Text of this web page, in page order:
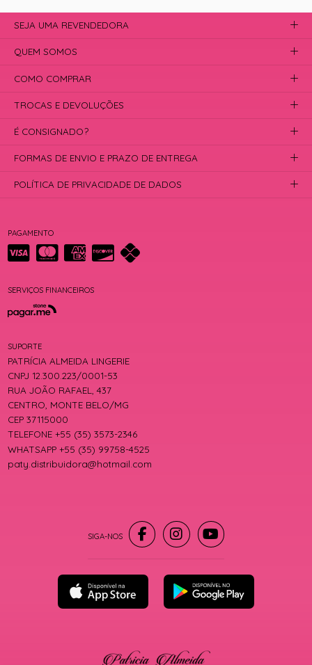
PAGAMENTO
SERVIÇOS FINANCEIROS
SUPORTE
PATRÍCIA ALMEIDA LINGERIE
CNPJ 12.300.223/0001-53
RUA JOÃO RAFAEL, 437
CENTRO, MONTE BELO/MG
CEP 37115000
TELEFONE +55 (35) 3573-2346
WHATSAPP +55 (35) 99758-4525
paty.distribuidora@hotmail.com
SEJA UMA REVENDEDORA
QUEM SOMOS
COMO COMPRAR
TROCAS E DEVOLUÇÕES
É CONSIGNADO?
FORMAS DE ENVIO E PRAZO DE ENTREGA
POLÍTICA DE PRIVACIDADE DE DADOS